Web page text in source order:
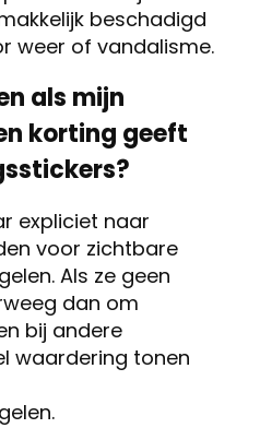
beschadigd
weer of vandalisme.
als mijn
korting geeft
expliciet naar
voor zichtbare
Als ze geen
dan om
bij andere
waardering tonen